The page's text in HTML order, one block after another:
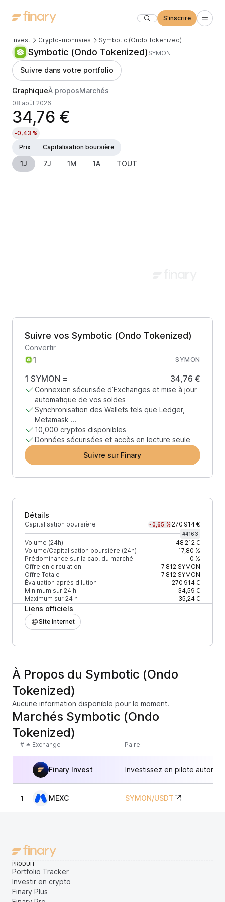
S'inscrire
Invest Crypto-monnaies Symbotic (Ondo Tokenized)
Symbotic (Ondo Tokenized) SYMON
Suivre dans votre portfolio
GraphiqueÀ proposMarchés
08 août 2026
34,76 €
-0,43 %
Prix
Capitalisation boursière
1J 7J 1M 1A TOUT
Suivre vos Symbotic (Ondo Tokenized)
Convertir
SYMON
1 SYMON = 34,76 €
Connexion sécurisée d’Exchanges et mise à jour
automatique de vos soldes
Synchronisation des Wallets tels que Ledger,
Metamask ...
10,000 cryptos disponibles
Données sécurisées et accès en lecture seule
Suivre sur Finary
Détails
Capitalisation boursière -0,65 % 270 914 €
#4163
Volume (24h)
48 212 €
Volume/Capitalisation boursière (24h)
17,80 %
Prédominance sur la cap. du marché
0 %
Offre en circulation
7 812SYMON
Offre Totale
7 812SYMON
Évaluation après dilution
270 914 €
Minimum sur 24 h
34,59 €
Maximum sur 24 h
35,24 €
Liens officiels
Site internet
À Propos du Symbotic (Ondo
Tokenized)
Aucune information disponible pour le moment.
Marchés Symbotic (Ondo
Tokenized)
# Exchange Paire
Finary Invest Investissez en pilote
1 MEXC SYMON/USDT
PRODUIT
Portfolio Tracker
Investir en crypto
Finary Plus